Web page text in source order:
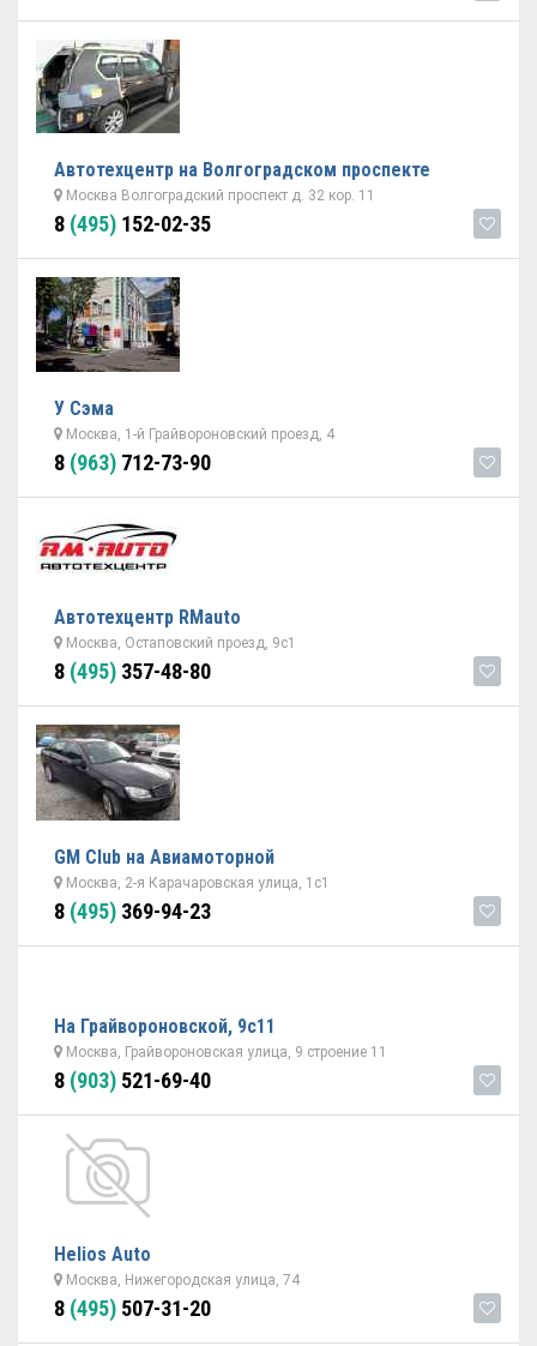
Автотехцентр на Волгоградском проспекте
Москва Волгоградский проспект д. 32 кор. 11
8 (495) 152-02-35
У Сэма
Москва, 1-й Грайвороновский проезд, 4
8 (963) 712-73-90
Автотехцентр RMauto
Москва, Остаповский проезд, 9с1
8 (495) 357-48-80
GM Club на Авиамоторной
Москва, 2-я Карачаровская улица, 1с1
8 (495) 369-94-23
На Грайвороновской, 9с11
Москва, Грайвороновская улица, 9 строение 11
8 (903) 521-69-40
Helios Auto
Москва, Нижегородская улица, 74
8 (495) 507-31-20